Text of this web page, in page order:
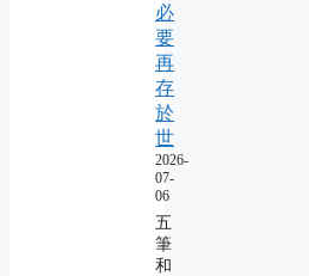
必
要
再
存
於
世
2026-
07-
06
五
筆
和